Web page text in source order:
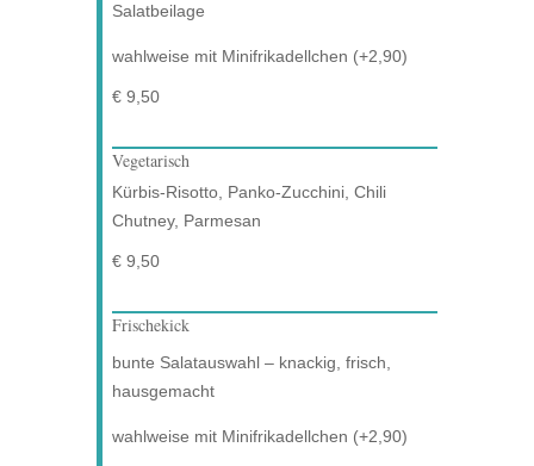
Salatbeilage
wahlweise mit Minifrikadellchen (+2,90)
€ 9,50
Vegetarisch
Kürbis-Risotto, Panko-Zucchini, Chili
Chutney, Parmesan
€ 9,50
Frischekick
bunte Salatauswahl – knackig, frisch,
hausgemacht
wahlweise mit Minifrikadellchen (+2,90)